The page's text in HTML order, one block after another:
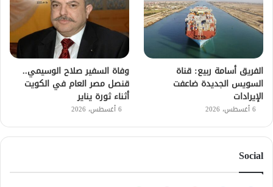
الفريق أسامة ربيع: قناة
السويس الجديدة ضاعفت
الإيرادات
6 أغسطس، 2026
وفاة السفير صلاح الوسيمي..
قنصل مصر العام في الكويت
أثناء ثورة يناير
6 أغسطس، 2026
Social